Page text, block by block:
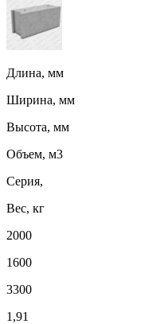
Длина, мм
Ширина, мм
Высота, мм
Объем, м3
Серия,
Вес, кг
2000
1600
3300
1,91